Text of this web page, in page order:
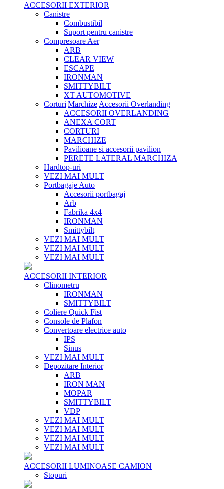
ACCESORII EXTERIOR
Canistre
Combustibil
Suport pentru canistre
Compresoare Aer
ARB
CLEAR VIEW
ESCAPE
IRONMAN
SMITTYBILT
XT AUTOMOTIVE
Corturi|Marchize|Accesorii Overlanding
ACCESORII OVERLANDING
ANEXA CORT
CORTURI
MARCHIZE
Pavilioane si accesorii pavilion
PERETE LATERAL MARCHIZA
Hardtop-uri
VEZI MAI MULT
Portbagaje Auto
Accesorii portbagaj
Arb
Fabrika 4x4
IRONMAN
Smittybilt
VEZI MAI MULT
VEZI MAI MULT
VEZI MAI MULT
ACCESORII INTERIOR
Clinometru
IRONMAN
SMITTYBILT
Coliere Quick Fist
Console de Plafon
Convertoare electrice auto
IPS
Sinus
VEZI MAI MULT
Depozitare Interior
ARB
IRON MAN
MOPAR
SMITTYBILT
VDP
VEZI MAI MULT
VEZI MAI MULT
VEZI MAI MULT
VEZI MAI MULT
ACCESORII LUMINOASE CAMION
Stopuri